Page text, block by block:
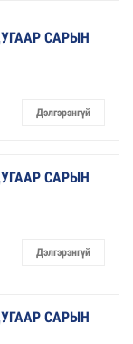
САРЫН
Дэлгэрэнгүй
САРЫН
Дэлгэрэнгүй
САРЫН